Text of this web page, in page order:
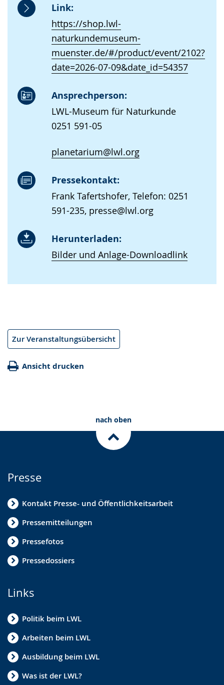
Link:
https://shop.lwl-
naturkundemuseum-
muenster.de/#/product/event/2102?
date=2026-07-09&date_id=54357
Ansprechperson:
LWL-Museum für Naturkunde
0251 591-05
planetarium@lwl.org
Pressekontakt:
Frank Tafertshofer, Telefon: 0251
591-235, presse@lwl.org
Herunterladen:
Bilder und Anlage-Downloadlink
Zur Veranstaltungsübersicht
Ansicht drucken
nach oben
Presse
Kontakt Presse- und Öffentlichkeitsarbeit
Pressemitteilungen
Pressefotos
Pressedossiers
Links
Politik beim LWL
Arbeiten beim LWL
Ausbildung beim LWL
Was ist der LWL?